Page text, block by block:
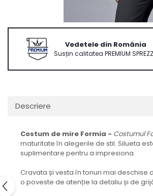
Vedetele din România
Susțin calitatea PREMIUM
Descriere
Costum de mire Formia - Costumul
maturitate în alegerile de stil. Silueta
suplimentare pentru a impresiona.
Cravata și vesta în tonuri mai
o poveste de atenție la detaliu și de